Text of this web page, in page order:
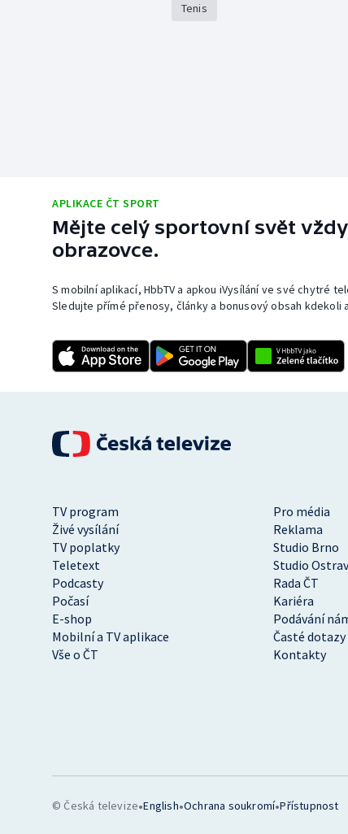
Tenis
APLIKACE ČT SPORT
Mějte celý sportovní svět
obrazovce.
S mobilní aplikací, HbbTV a apkou iVysílání ve své chytré
Sledujte přímé přenosy, články a bonusový obsah kdekoli
TV program
Pro média
Živé vysílání
Reklama
TV poplatky
Studio Brno
Teletext
Studio
Podcasty
Rada ČT
Počasí
Kariéra
E-shop
Podávání
Mobilní a TV aplikace
Časté dotazy
Vše o ČT
Kontakty
© Česká televize•English•Ochrana soukromí•Přístupnost